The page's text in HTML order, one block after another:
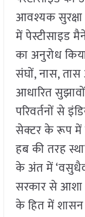
आवश्यक सुरक्षा
में पेस्टीसाइड
का अनुरोध
संघों, नास,
आधारित
परिवर्तनों से
सेक्टर के रूप में
हब की तरह
के अंत में
सरकार से आशा
के हित में शासन